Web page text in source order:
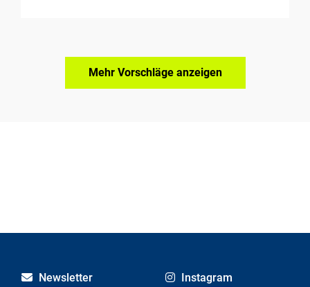
Mehr Vorschläge anzeigen
Newsletter Instagram